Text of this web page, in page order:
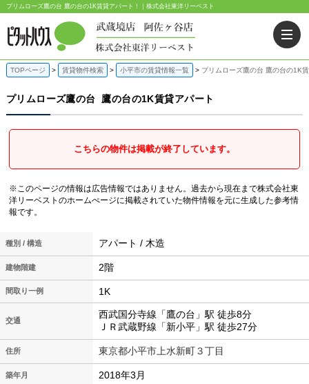
プリムローズ鷹の台 鷹の台の1K賃貸アパート！｜株式会社東洋リーベスト
TOPページ 賃貸物件検索 小平市の賃貸情報一覧 プリムローズ鷹の台 鷹の台の1K
プリムローズ鷹の台 鷹の台の1K賃貸アパート
こちらの物件は掲載が終了しています。
※このページの情報は広告情報ではありません。過去から現在まで株式会社東
洋リーベストのホームぺージに掲載されていた物件情報を元に生成した参考情
報です。
種別 / 構造 アパート / 木造
建物階建 2階
間取り一例 1K
交通
西武国分寺線「鷹の台」駅 徒歩8分
ＪＲ武蔵野線「新小平」駅 徒歩27分
住所 東京都小平市上水新町３丁目
築年月 2018年3月